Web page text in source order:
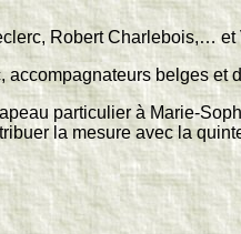
Robert Charlebois,… et
accompagnateurs belges et
particulier à Marie-
la mesure avec la